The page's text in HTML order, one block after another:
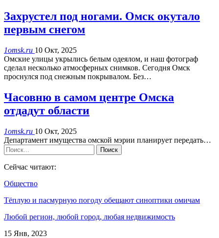
Захрустел под ногами. Омск окутало
первым снегом
1omsk.ru 10 Окт, 2025
Омские улицы укрылись белым одеялом, и наш фотограф
сделал несколько атмосферных снимков. Сегодня Омск
проснулся под снежным покрывалом. Без…
Часовню в самом центре Омска
отдадут области
1omsk.ru 10 Окт, 2025
Департамент имущества омской мэрии планирует передать…
Сейчас читают:
Общество
Тёплую и пасмурную погоду обещают синоптики омичам
Любой регион, любой город, любая недвижимость
15 Янв, 2023